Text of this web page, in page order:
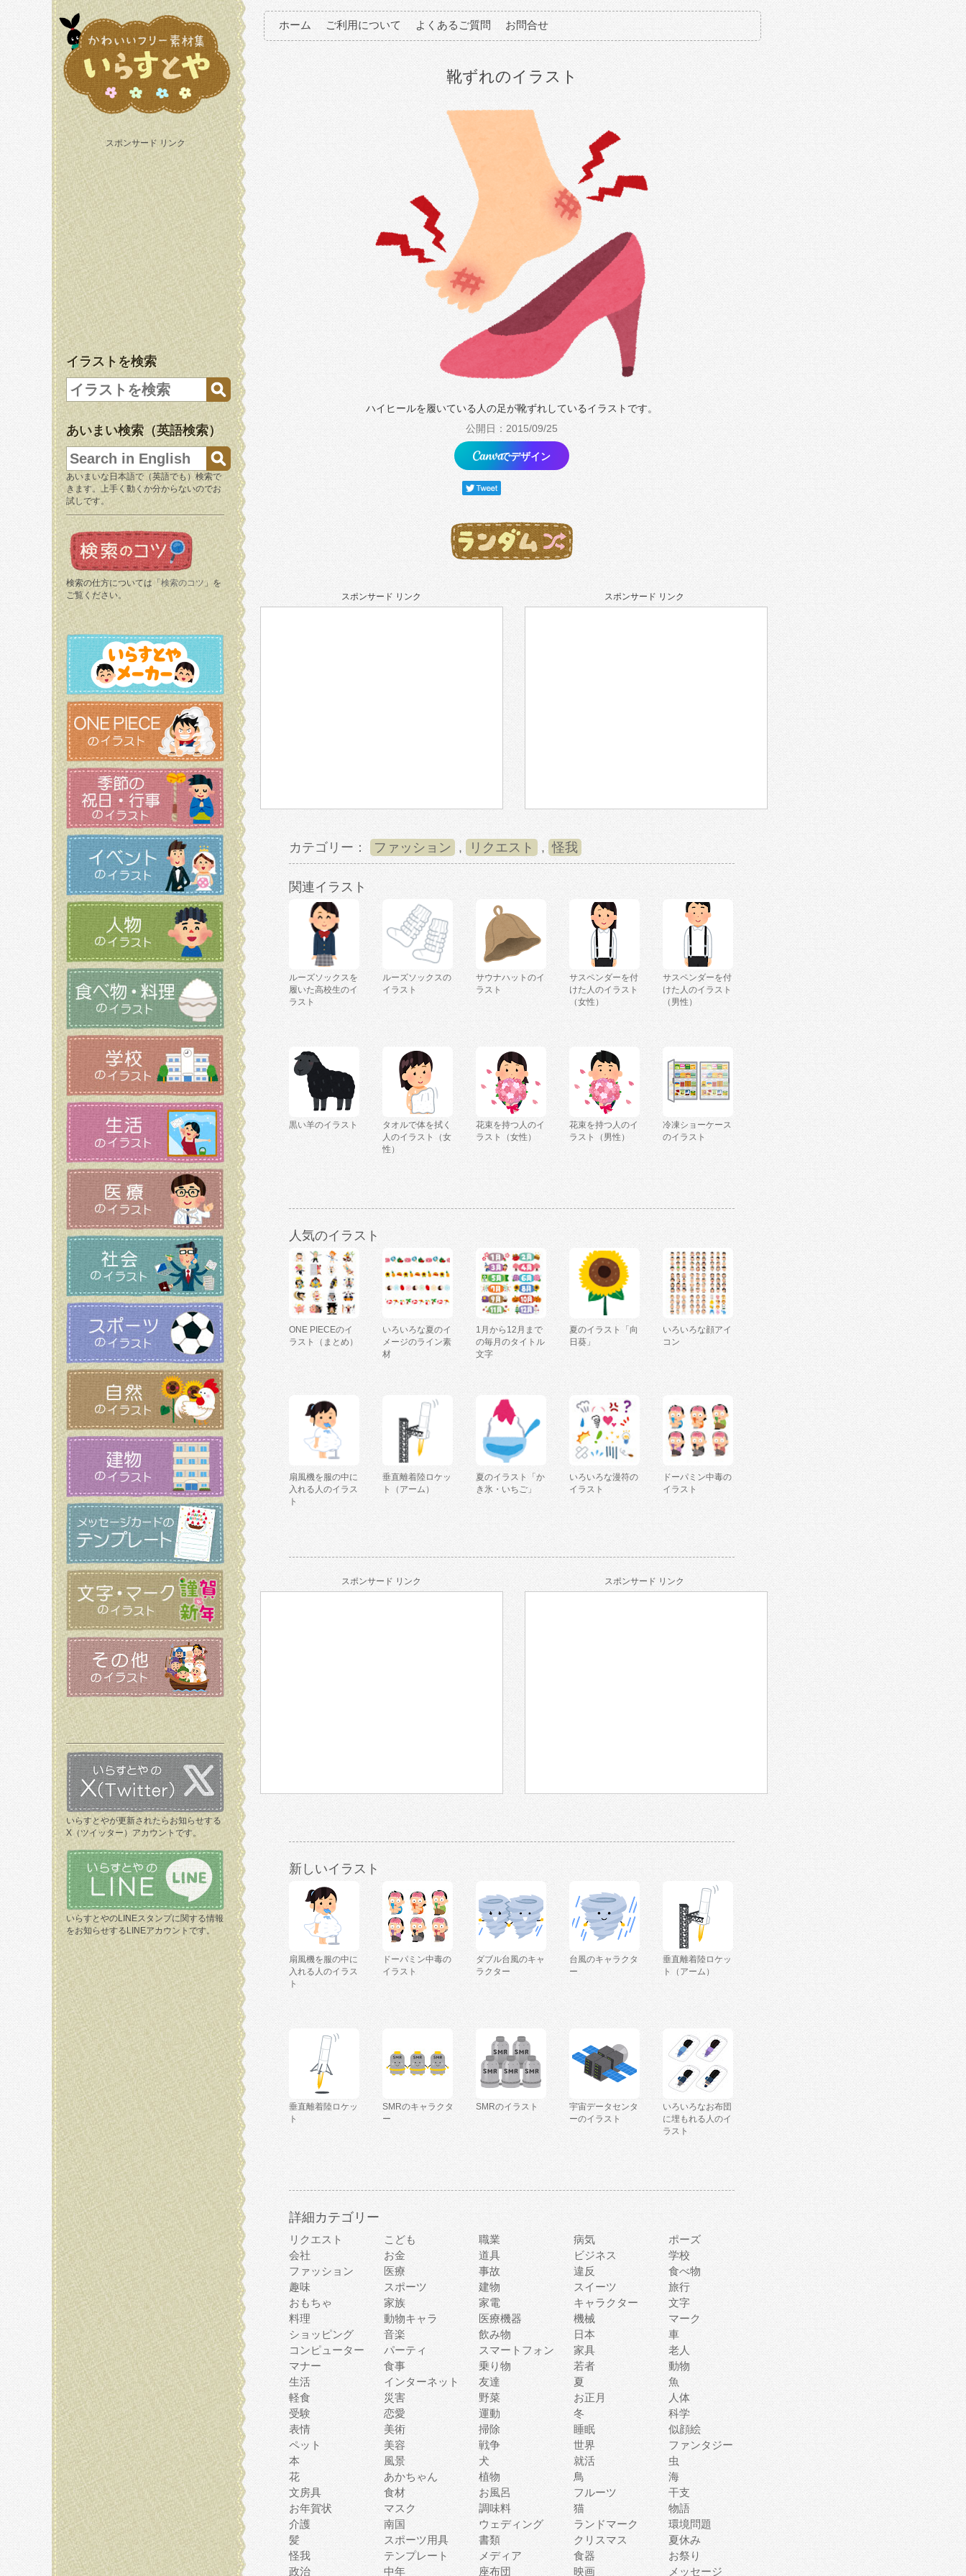
スポンサード リンク
イラストを検索
あいまい検索（英語検索）
あいまいな日本語で（英語でも）検索で
きます。上手く動くか分からないのでお
試しです。
検索の仕方については「 検索のコツ 」を
ご覧ください。
いらすとやが更新されたらお知らせする
X（ツイッター）アカウントです。
いらすとやのLINEスタンプに関する情報
をお知らせするLINEアカウントです。
ホーム ご利用について よくあるご質問 お問合せ
靴ずれのイラスト
ハイヒールを履いている人の足が靴ずれしているイラストです。
公開日：2015/09/25
でデザイン
スポンサード リンク スポンサード リンク
カテゴリー： ファッション , リクエスト , 怪我
関連イラスト
ルーズソックスを
履いた高校生のイ
ラスト
ルーズソックスの
イラスト
サウナハットのイ
ラスト
サスペンダーを付
けた人のイラスト
（女性）
サスペンダーを付
けた人のイラスト
（男性）
黒い羊のイラスト
タオルで体を拭く
人のイラスト（女
性）
花束を持つ人のイ
ラスト（女性）
花束を持つ人のイ
ラスト（男性）
冷凍ショーケース
のイラスト
人気のイラスト
ONE PIECEのイ
ラスト（まとめ）
いろいろな夏のイ
メージのライン素
材
1月から12月まで
の毎月のタイトル
文字
夏のイラスト「向
日葵」
いろいろな顔アイ
コン
扇風機を服の中に
入れる人のイラス
ト
垂直離着陸ロケッ
ト（アーム）
夏のイラスト「か
き氷・いちご」
いろいろな漫符の
イラスト
ドーパミン中毒の
イラスト
スポンサード リンク スポンサード リンク
新しいイラスト
扇風機を服の中に
入れる人のイラス
ト
ドーパミン中毒の
イラスト
ダブル台風のキャ
ラクター
台風のキャラクタ
ー
垂直離着陸ロケッ
ト（アーム）
垂直離着陸ロケッ
ト
SMRのキャラクタ
ー
SMRのイラスト
宇宙データセンタ
ーのイラスト
いろいろなお布団
に埋もれる人のイ
ラスト
詳細カテゴリー
リクエスト こども 職業 病気
ポーズ
会社
お金 道具 ビジネス
学校
ファッション
医療 事故 違反
食べ物
趣味
スポーツ 建物 スイーツ
旅行
おもちゃ
家族 家電 キャラクター
文字
料理
動物キャラ 医療機器 機械
マーク
ショッピング
音楽 飲み物 日本
車
コンピューター
パーティ スマートフォン 家具
老人
マナー
食事 乗り物 若者
動物
生活
インターネット 友達 夏
魚
軽食
災害 野菜 お正月
人体
受験
恋愛 運動 冬
科学
表情
美術 掃除 睡眠
似顔絵
ペット
美容 戦争 世界
ファンタジー
本
風景 犬 就活
虫
花
あかちゃん 植物 鳥
海
文房具
食材 お風呂 フルーツ
干支
お年賀状
マスク 調味料 猫
物語
介護
南国 ウェディング ランドマーク
環境問題
髪
スポーツ用具 書類 クリスマス
夏休み
怪我
テンプレート メディア 食器
お祭り
政治
中年 座布団 映画 メッセージ